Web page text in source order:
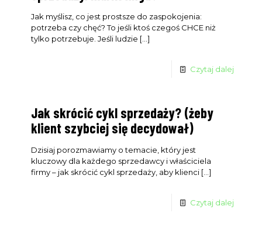
Jak myślisz, co jest prostsze do zaspokojenia:
potrzeba czy chęć? To jeśli ktoś czegoś CHCE niż
tylko potrzebuje. Jeśli ludzie […]
Czytaj dalej
Jak skrócić cykl sprzedaży? (żeby
klient szybciej się decydował)
Dzisiaj porozmawiamy o temacie, który jest
kluczowy dla każdego sprzedawcy i właściciela
firmy – jak skrócić cykl sprzedaży, aby klienci […]
Czytaj dalej